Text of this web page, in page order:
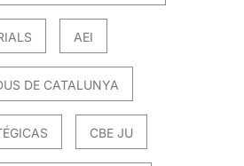
AEI
DE CATALUNYA
CBE JU